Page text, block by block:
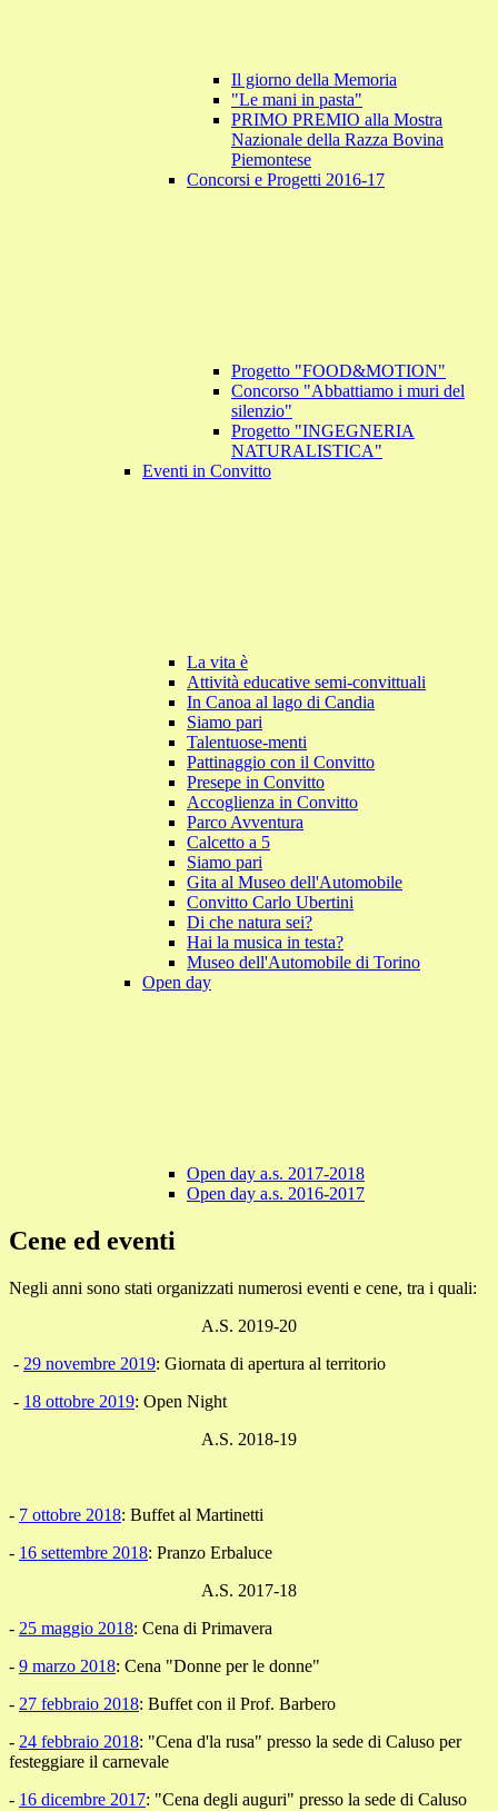
Il giorno della Memoria
"Le mani in pasta"
PRIMO PREMIO alla Mostra
Nazionale della Razza Bovina
Piemontese
Concorsi e Progetti 2016-17
Progetto "FOOD&MOTION"
Concorso "Abbattiamo i muri del
silenzio"
Progetto "INGEGNERIA
NATURALISTICA"
Eventi in Convitto
La vita è
Attività educative semi-convittuali
In Canoa al lago di Candia
Siamo pari
Talentuose-menti
Pattinaggio con il Convitto
Presepe in Convitto
Accoglienza in Convitto
Parco Avventura
Calcetto a 5
Siamo pari
Gita al Museo dell'Automobile
Convitto Carlo Ubertini
Di che natura sei?
Hai la musica in testa?
Museo dell'Automobile di Torino
Open day
Open day a.s. 2017-2018
Open day a.s. 2016-2017
Cene ed eventi
Negli anni sono stati organizzati numerosi eventi e cene, tra i quali:
A.S. 2019-20
- 29 novembre 2019: Giornata di apertura al territorio
- 18 ottobre 2019: Open Night
A.S. 2018-19
- 7 ottobre 2018: Buffet al Martinetti
- 16 settembre 2018: Pranzo Erbaluce
A.S. 2017-18
- 25 maggio 2018: Cena di Primavera
- 9 marzo 2018: Cena "Donne per le donne"
- 27 febbraio 2018: Buffet con il Prof. Barbero
- 24 febbraio 2018: "Cena d'la rusa" presso la sede di Caluso per
festeggiare il carnevale
- 16 dicembre 2017: "Cena degli auguri" presso la sede di Caluso